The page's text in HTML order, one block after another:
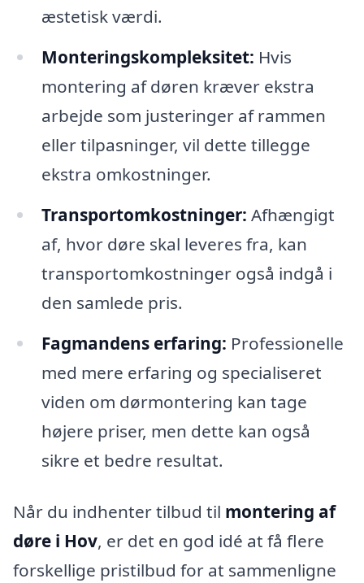
æstetisk værdi.
Monteringskompleksitet: Hvis
montering af døren kræver ekstra
arbejde som justeringer af rammen
eller tilpasninger, vil dette tillegge
ekstra omkostninger.
Transportomkostninger: Afhængigt
af, hvor døre skal leveres fra, kan
transportomkostninger også indgå i
den samlede pris.
Fagmandens erfaring: Professionelle
med mere erfaring og specialiseret
viden om dørmontering kan tage
højere priser, men dette kan også
sikre et bedre resultat.
Når du indhenter tilbud til montering af
døre i Hov, er det en god idé at få flere
forskellige pristilbud for at sammenligne